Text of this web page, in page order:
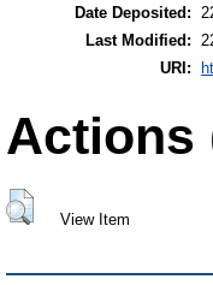
Date Deposited:
Last Modified:
URI:
Actions
View Item